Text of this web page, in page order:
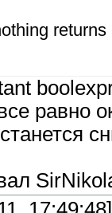
returns
nothing
равно